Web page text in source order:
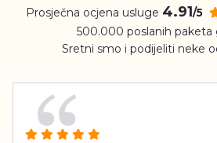
Prosječna ocjena usluge 4.91/5
500.000 poslanih paketa
Sretni smo i podijeliti neke